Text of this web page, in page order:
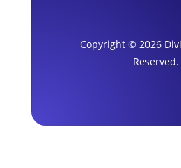
Copyright © 2026
Reserved.